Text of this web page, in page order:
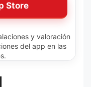
Store
y valoración
del app en las